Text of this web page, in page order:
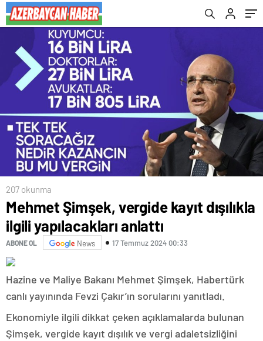
207 okunma
Mehmet Şimşek, vergide kayıt dışılıkla
ilgili yapılacakları anlattı
ABONE OL News 17 Temmuz 2024 00:33
Hazine ve Maliye Bakanı Mehmet Şimşek, Habertürk
canlı yayınında Fevzi Çakır’ın sorularını yanıtladı.
Ekonomiyle ilgili dikkat çeken açıklamalarda bulunan
Şimşek, vergide kayıt dışılık ve vergi adaletsizliğini